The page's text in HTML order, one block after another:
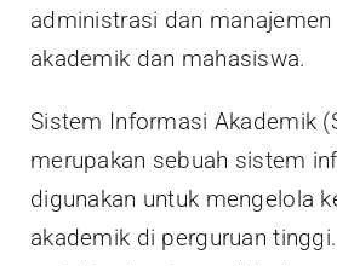
administrasi dan
akademik dan mahasiswa.
Sistem Informasi Akademik
merupakan sebuah sistem
digunakan untuk mengelola
akademik di perguruan